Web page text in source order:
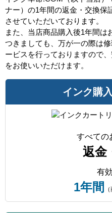
ナー）の1年間の返金・交換保
させていただいております。
また、当店商品購入後1年間は
つきましても、万が一の際は
ービスを行っておりますので
をお使いいただけます。
インク購
すべての
返金
有
1年間